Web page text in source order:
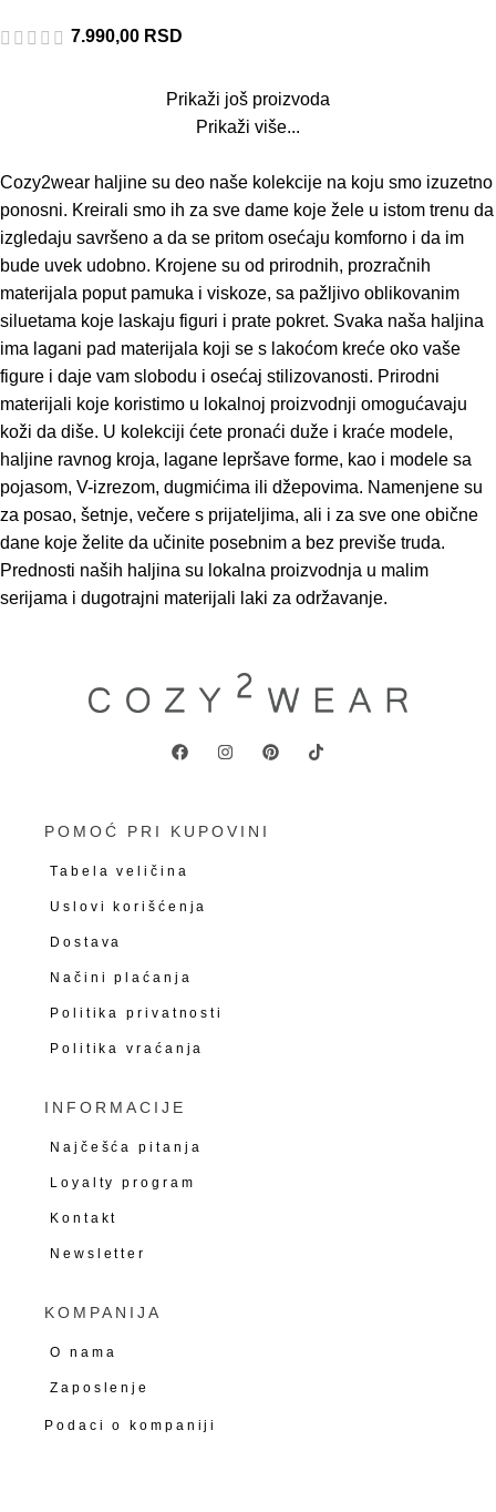
7.990,00 RSD
Prikaži još proizvoda
Prikaži više...
Cozy2wear haljine su deo naše kolekcije na koju smo izuzetno
ponosni. Kreirali smo ih za sve dame koje žele u istom trenu da
izgledaju savršeno a da se pritom osećaju komforno i da im
bude uvek udobno. Krojene su od prirodnih, prozračnih
materijala poput pamuka i viskoze, sa pažljivo oblikovanim
siluetama koje laskaju figuri i prate pokret. Svaka naša haljina
ima lagani pad materijala koji se s lakoćom kreće oko vaše
figure i daje vam slobodu i osećaj stilizovanosti. Prirodni
materijali koje koristimo u lokalnoj proizvodnji omogućavaju
koži da diše. U kolekciji ćete pronaći duže i kraće modele,
haljine ravnog kroja, lagane lepršave forme, kao i modele sa
pojasom, V-izrezom, dugmićima ili džepovima. Namenjene su
za posao, šetnje, večere s prijateljima, ali i za sve one obične
dane koje želite da učinite posebnim a bez previše truda.
Prednosti naših haljina su lokalna proizvodnja u malim
serijama i dugotrajni materijali laki za održavanje.
POMOĆ PRI KUPOVINI
Tabela veličina
Uslovi korišćenja
Dostava
Načini plaćanja
Politika privatnosti
Politika vraćanja
INFORMACIJE
Najčešća pitanja
Loyalty program
Kontakt
Newsletter
KOMPANIJA
O nama
Zaposlenje
Podaci o kompaniji